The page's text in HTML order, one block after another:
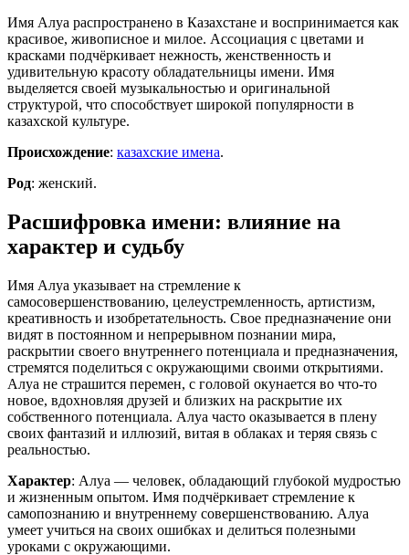
Имя Алуа распространено в Казахстане и воспринимается как
красивое, живописное и милое. Ассоциация с цветами и
красками подчёркивает нежность, женственность и
удивительную красоту обладательницы имени. Имя
выделяется своей музыкальностью и оригинальной
структурой, что способствует широкой популярности в
казахской культуре.
Происхождение: казахские имена.
Род: женский.
Расшифровка имени: влияние на
характер и судьбу
Имя Алуа указывает на стремление к
самосовершенствованию, целеустремленность, артистизм,
креативность и изобретательность. Свое предназначение они
видят в постоянном и непрерывном познании мира,
раскрытии своего внутреннего потенциала и предназначения,
стремятся поделиться с окружающими своими открытиями.
Алуа не страшится перемен, с головой окунается во что-то
новое, вдохновляя друзей и близких на раскрытие их
собственного потенциала. Алуа часто оказывается в плену
своих фантазий и иллюзий, витая в облаках и теряя связь с
реальностью.
Характер: Алуа — человек, обладающий глубокой мудростью
и жизненным опытом. Имя подчёркивает стремление к
самопознанию и внутреннему совершенствованию. Алуа
умеет учиться на своих ошибках и делиться полезными
уроками с окружающими.